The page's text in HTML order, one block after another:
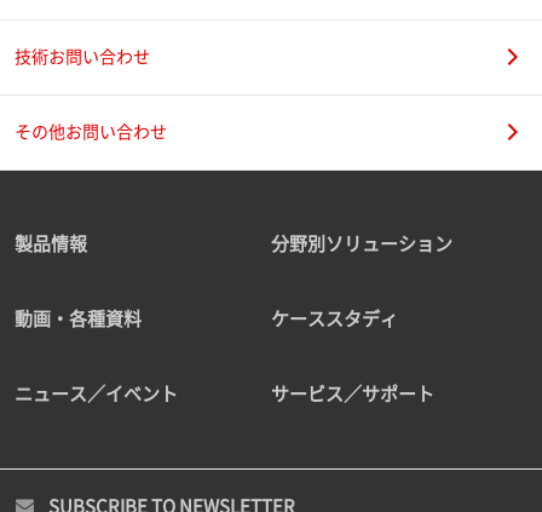
技術お問い合わせ
その他お問い合わせ
製品情報 分野別ソリューション
動画・各種資料 ケーススタディ
ニュース／イベント サービス／サポート
SUBSCRIBE TO NEWSLETTER